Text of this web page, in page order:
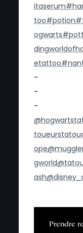
itaserum
too#potion
ogwarts
etattoo
-
-
-
ope
gworld
ash
Prendre r